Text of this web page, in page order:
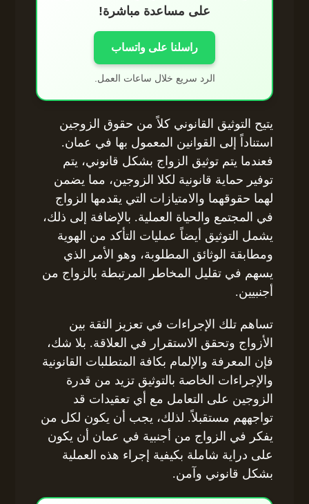
على مساعدة مباشرة!
راسلنا على واتساب
الرد سريع خلال ساعات العمل.
يتيح التوثيق القانوني كلاً من حقوق الزوجين
استناداً إلى القوانين المعمول بها في عمان.
فعندما يتم توثيق الزواج بشكل قانوني، يتم
توفير حماية قانونية لكلا الزوجين، مما يضمن
لهما حقوقهما والامتيازات التي يقدمها الزواج
في المجتمع والحياة العملية. بالإضافة إلى ذلك،
يشمل التوثيق أيضاً عمليات التأكد من الهوية
ومطابقة الوثائق المطلوبة، وهو الأمر الذي
يسهم في تقليل المخاطر المرتبطة بالزواج من
أجنبيين.
تساهم تلك الإجراءات في تعزيز الثقة بين
الأزواج وتحقق الاستقرار في العلاقة. بلا شك،
فإن المعرفة والإلمام بكافة المتطلبات القانونية
والإجراءات الخاصة بالتوثيق تزيد من قدرة
الزوجين على التعامل مع أي تعقيدات قد
تواجههم مستقبلاً. لذلك، يجب أن يكون لكل من
يفكر في الزواج من أجنبية في عمان أن يكون
على دراية شاملة بكيفية إجراء هذه العملية
بشكل قانوني وآمن.